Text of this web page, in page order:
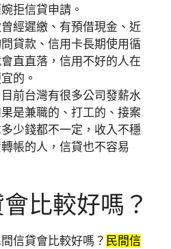
拒信貸申請。
曾經遲繳、有預借現金、近
貸款、信用卡長期使用循
直直落，信用不好的人在
的。
目前台灣有很多公司發薪水
是兼職的、打工的、接案
少錢都不一定，收入不穩
帳的人，信貸也不容易
比較好嗎？
信貸會比較好嗎？ 民間信